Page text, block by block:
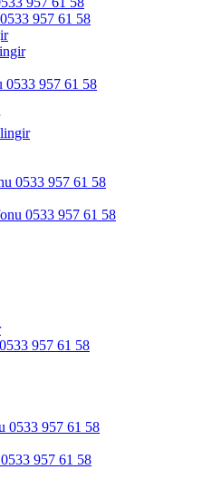
957 61 58
0533 957 61 58
0533 957 61 58
0533 957 61 58
957 61 58
0533 957 61 58
957 61 58